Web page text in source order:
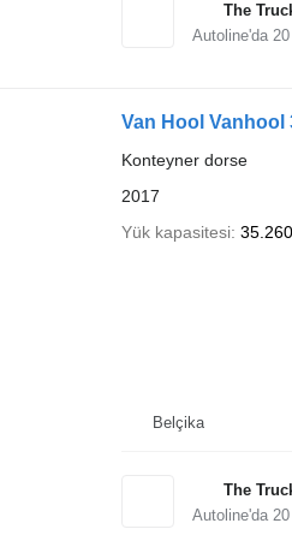
The
Autoline'da 20
Van Hool Vanhool
Konteyner dorse
2017
Yük kapasitesi
Belçika
The
Autoline'da 20